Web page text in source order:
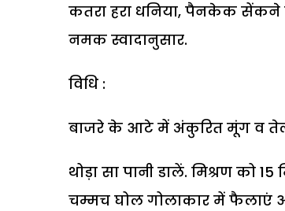
कतरा हरा धनिया, पैनकेक
नमक स्वादानुसार.
विधि :
बाजरे के आटे में अंकुरित मूंग व तेल
थोड़ा सा पानी डालें. मिश्रण
चम्मच घोल गोलाकार में